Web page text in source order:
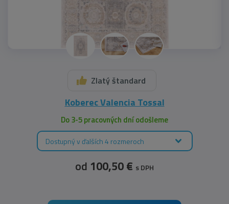
Zlatý štandard
Koberec Valencia Tossal
Do 3-5 pracovných dní odošleme
Dostupný v ďalších 4 rozmeroch
od 100,50 € s DPH